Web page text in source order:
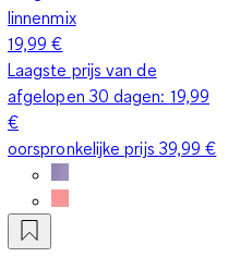
linnenmix
19,99 €
Laagste prijs van de
afgelopen 30 dagen: 19,99
€
oorspronkelijke prijs 39,99 €